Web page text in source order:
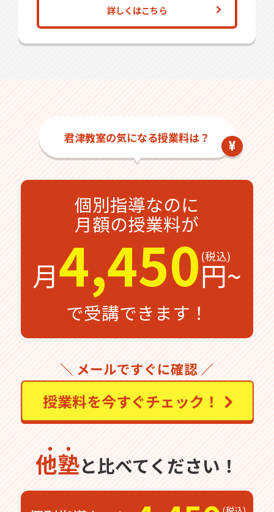
詳しくはこちら
君津教室の気になる授業料は？
個別指導なのに
月額の授業料が
月4,450円~
で受講できます！
＼ メールですぐに確認 ／
授業料を今すぐチェック！
他塾と比べてください！